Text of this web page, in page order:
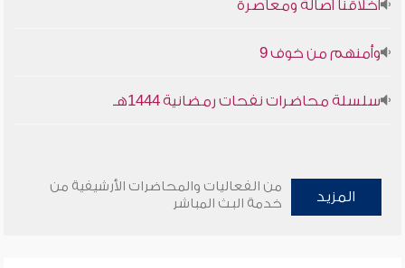
أخلاقنا أصالة ومعاصرة
وأمنهم من خوف 9
سلسلة محاضرات نفحات رمضانية 1444هـ
المزيد
من الفعاليات والمحاضرات الأرشيفية من
خدمة البث المباشر